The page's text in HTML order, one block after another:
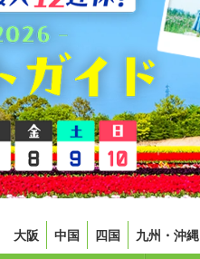
大阪 中国 四国 九州・沖縄